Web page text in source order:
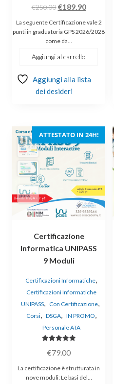
€250.00 Il
prezzo
originale
era:
€250.00.
€189.90Il
prezzo
attuale
La seguente Certificazione vale 2
punti in graduatoria GPS 2026/2028
come da…
Aggiungi al carrello
Aggiungi alla lista
dei desideri
ATTESTATO IN 24H!
Certificazione
Informatica UNIPASS
9 Moduli
Certificazioni Informatiche,
Certificazioni Informatiche
UNIPASS, Con Certificazione,
Corsi, DSGA, IN PROMO,
Personale ATA
5.00
€79.00
La certificazione è strutturata in
nove moduli: Le basi del…